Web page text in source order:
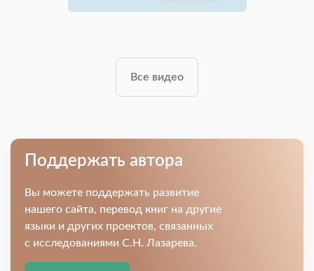
Все видео
Поддержать автора
Вы можете поддержать развитие
нашего сайта, перевод книг на другие
языки и других проектов, связанных
с исследованиями С.Н. Лазарева.